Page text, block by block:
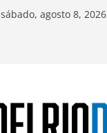
sábado, agosto 8, 2026